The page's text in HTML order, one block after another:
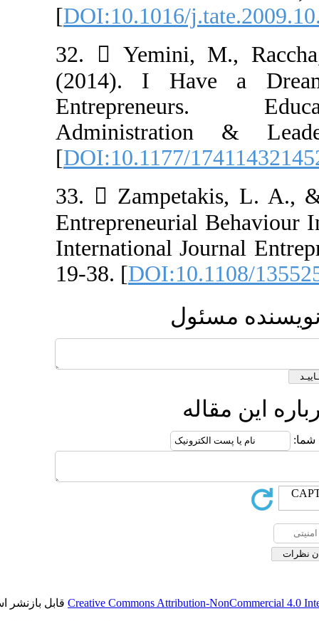
[DOI:10.1016/
32.  Yemini,
(2014). I
[DOI:10.1177/
33. 
Entrepreneurial
International
19-38. [
Creative Commonsقابل بازنشر است.